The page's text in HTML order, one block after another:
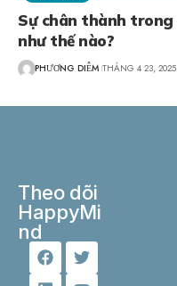
Sự chân thành trong
như thế nào?
PHƯƠNG DIỄM THÁNG 4 23, 2025
Theo dõi
HappyMi
nd